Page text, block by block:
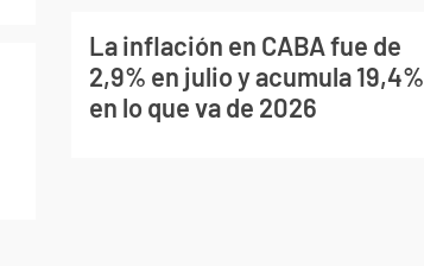
La inflación en CABA fue de
2,9% en julio y acumula 19,4%
en lo que va de 2026